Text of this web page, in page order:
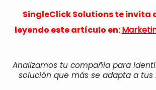
SingleClick Solutions te invita
leyendo este artículo en:
Analizamos tu compañía para
solución que más se adapta a tus